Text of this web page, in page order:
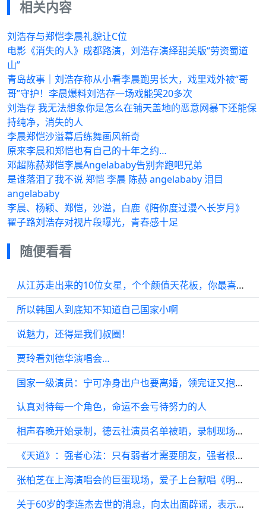
相关内容
刘浩存与郑恺李晨礼貌让C位
电影《消失的人》成都路演，刘浩存演绎甜美版“劳资蜀道
山”
青岛故事｜刘浩存称从小看李晨跑男长大，戏里戏外被“哥
哥”守护！李晨爆料刘浩存一场戏能哭20多次
刘浩存 我无法想象你是怎么在铺天盖地的恶意网暴下还能保
持纯净，消失的人
李晨郑恺沙溢幕后练舞画风新奇
原来李晨和郑恺也有自己的十年之约…
邓超陈赫郑恺李晨Angelababy告别奔跑吧兄弟
是谁落泪了我不说 郑恺 李晨 陈赫 angelababy 泪目
angelababy
李晨、杨颖、郑恺，沙溢，白鹿《陪你度过漫へ长岁月》
翟子路刘浩存对视片段曝光，青春感十足
随便看看
从江苏走出来的10位女星，个个颜值天花板，你最喜欢谁？
所以韩国人到底知不知道自己国家小啊
说魅力，还得是我们叔圈！
贾玲看刘德华演唱会…
国家一级演员：宁可净身出户也要离婚，领完证又抱着儿子当街痛哭，如今怎么样了？
认真对待每一个角色，命运不会亏待努力的人
相声春晚开始录制，德云社演员名单被晒，录制现场将同步直播
《天道》：强者心法：只有弱者才需要朋友，强者根本不需要朋友！
张柏芝在上海演唱会的巨蛋现场，爱子上台献唱《明明你先说爱我》惊艳全场…
关于60岁的李连杰去世的消息，向太出面辟谣，表示早上还与他有过联系